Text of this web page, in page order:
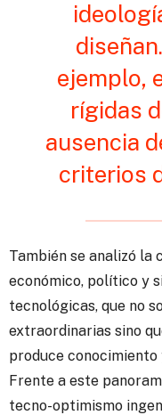
ejemplo,
rígidas
ausencia
criterios
También se analizó la
económico, político y
tecnológicas, que no
extraordinarias sino
produce conocimiento
Frente a este
tecno-optimismo